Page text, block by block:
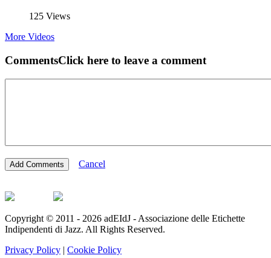
125 Views
More Videos
CommentsClick here to leave a comment
Cancel
Copyright © 2011 - 2026 adEIdJ - Associazione delle Etichette
Indipendenti di Jazz. All Rights Reserved.
Privacy Policy | Cookie Policy